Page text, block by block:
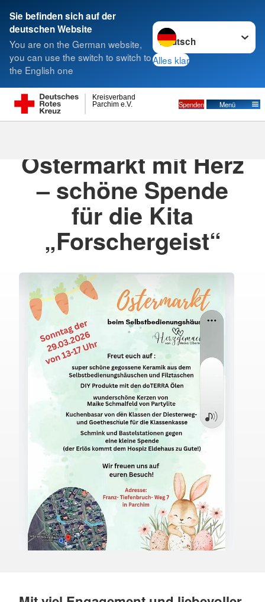
Sie befinden sich auf der
deutschen Website
You are on the German website,
you can use the switch to switch to
the English one
Sprache wechseln zu
Alles klar
Parchim e.V.
Kreisverband
Spenden Menü
Suche
Ostermarkt mit Herz
– schöne Spende
für die Kita
„Forschergeist“